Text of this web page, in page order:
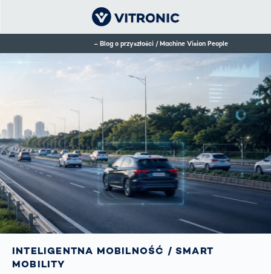
Blog o przyszłości / Machine Vision People
INTELIGENTNA MOBILNOŚĆ / SMART
MOBILITY